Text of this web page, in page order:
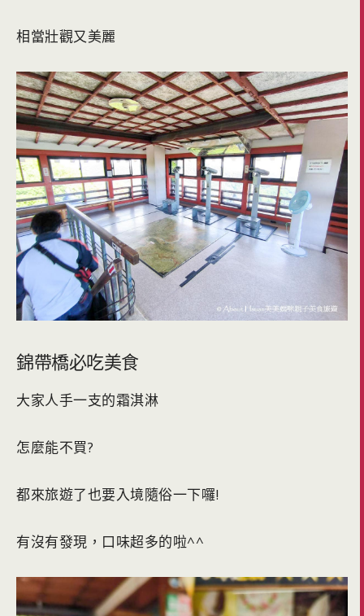
相當壯觀又美麗
錦帶橋必吃美食
大家人手一支的霜淇淋
怎麼能不買?
都來旅遊了也要入境隨俗一下囉!
有沒有發現，口味超多的啦^^